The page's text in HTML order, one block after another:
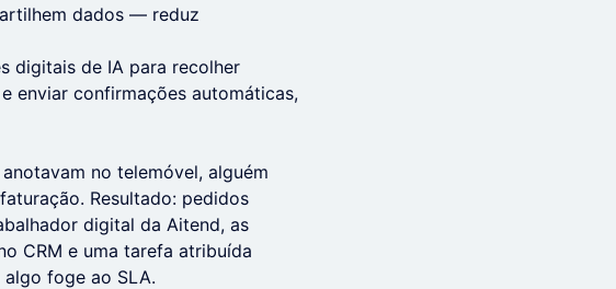
dados — reduz
digitais de IA para recolher
enviar confirmações automáticas,
no telemóvel, alguém
Resultado: pedidos
digital da Aitend, as
CRM e uma tarefa atribuída
foge ao SLA.